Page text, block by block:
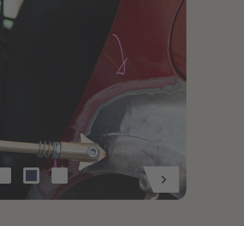
Automobilhersteller beliefern. Die
verwendeten Ersatzteile können
somit als Originalteile bezeichnet
MEHR INFOS